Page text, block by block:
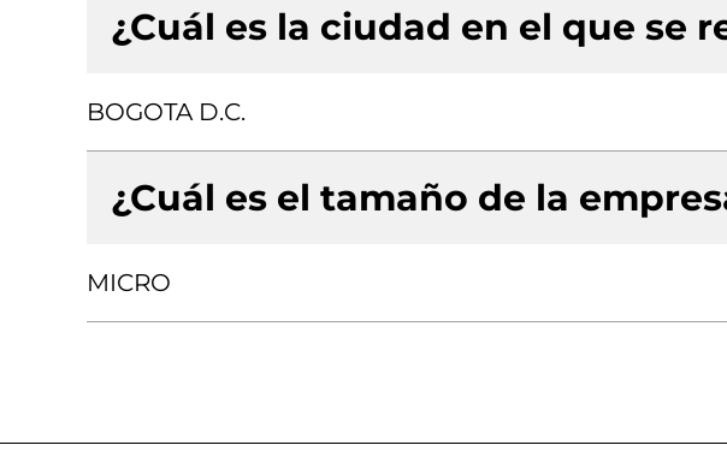
¿Cuál es la ciudad en el que se
BOGOTA D.C.
¿Cuál es el tamaño de la
MICRO